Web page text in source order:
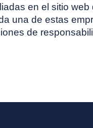
en el sitio web
una de estas
de